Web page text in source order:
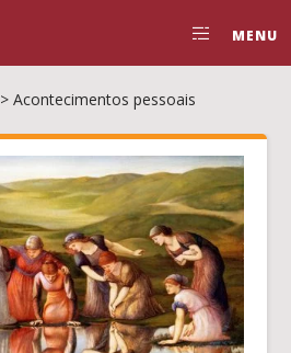
MENU
>Acontecimentos pessoais